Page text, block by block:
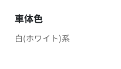
車体色
白(ホワイト)系